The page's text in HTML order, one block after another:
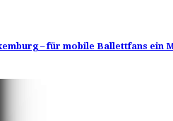
– für mobile Ballettfans ein